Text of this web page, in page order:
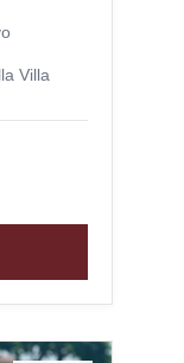
Villa